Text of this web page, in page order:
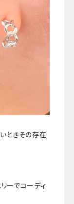
ときその存在
ーでコーディ